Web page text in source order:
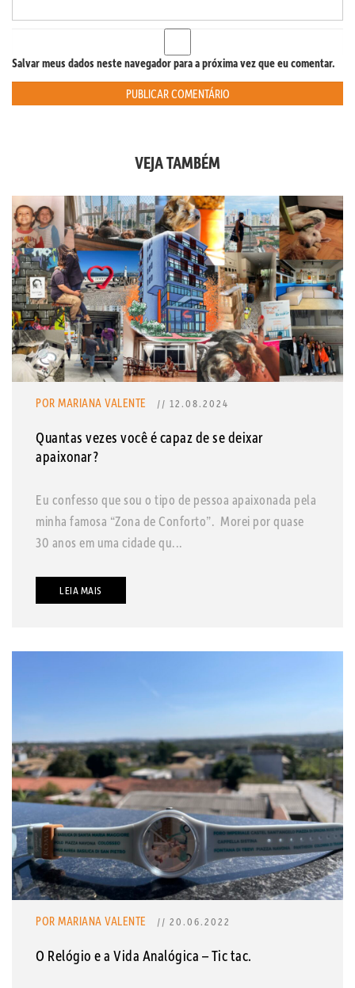
Salvar meus dados neste navegador para a próxima vez que eu comentar.
VEJA TAMBÉM
POR MARIANA VALENTE // 12.08.2024
Quantas vezes você é capaz de se deixar
apaixonar?
Eu confesso que sou o tipo de pessoa apaixonada pela
minha famosa “Zona de Conforto”. Morei por quase
30 anos em uma cidade qu...
LEIA MAIS
POR MARIANA VALENTE // 20.06.2022
O Relógio e a Vida Analógica – Tic tac.